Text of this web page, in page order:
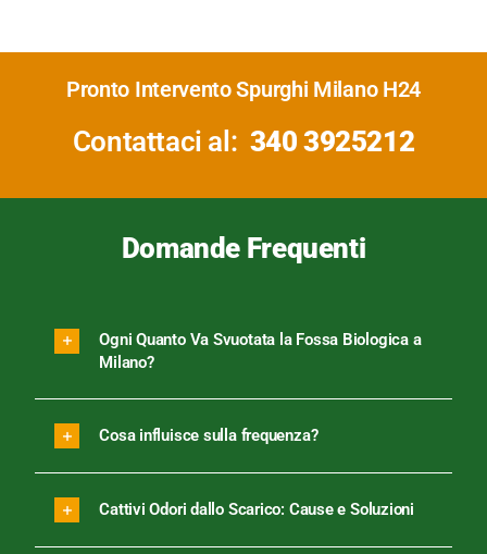
Pronto Intervento Spurghi Milano H24
Contattaci al: 340 3925212
Domande Frequenti
Ogni Quanto Va Svuotata la Fossa Biologica a
Milano?
Cosa influisce sulla frequenza?
Cattivi Odori dallo Scarico: Cause e Soluzioni